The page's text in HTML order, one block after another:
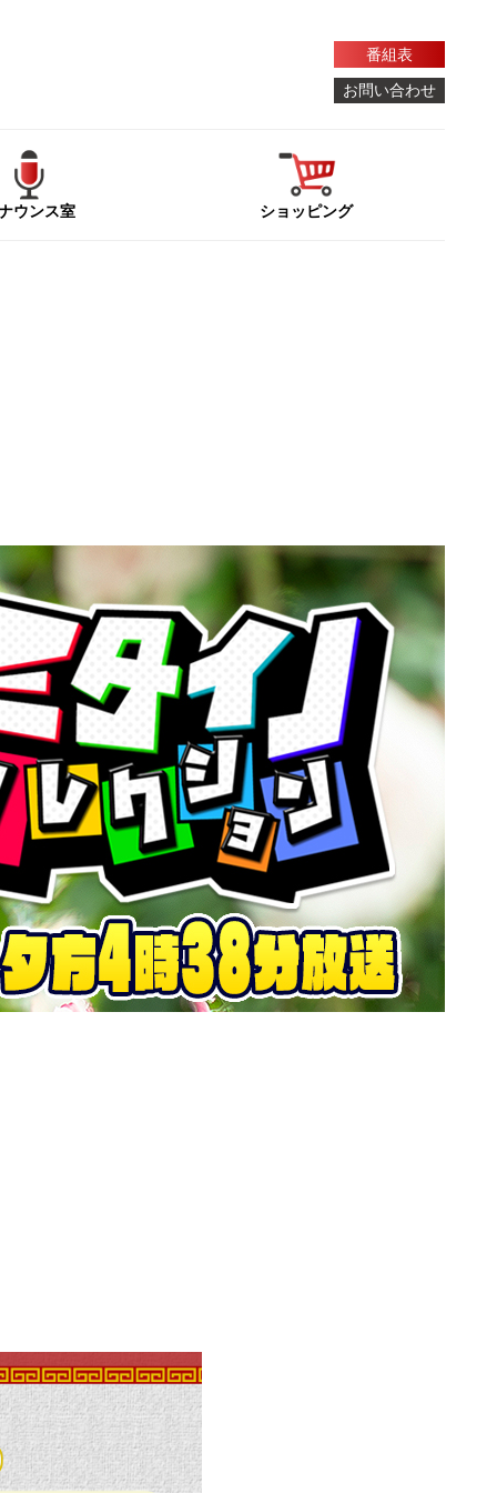
番組表
お問い合わせ
ウンス室 ショッピング